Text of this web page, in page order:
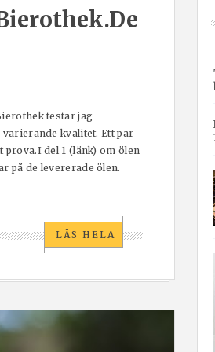
testar jag
kvalitet. Ett par
del 1 (länk) om ölen
på de levererade ölen.
LÄS HELA